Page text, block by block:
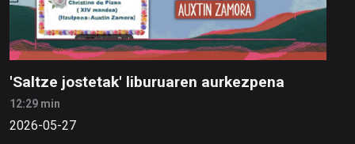
'Saltze jostetak' liburuaren aurkezpena
12:29 min
2026-05-27